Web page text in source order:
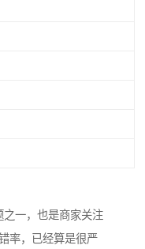
之一，也是商家关注
率，已经算是很严